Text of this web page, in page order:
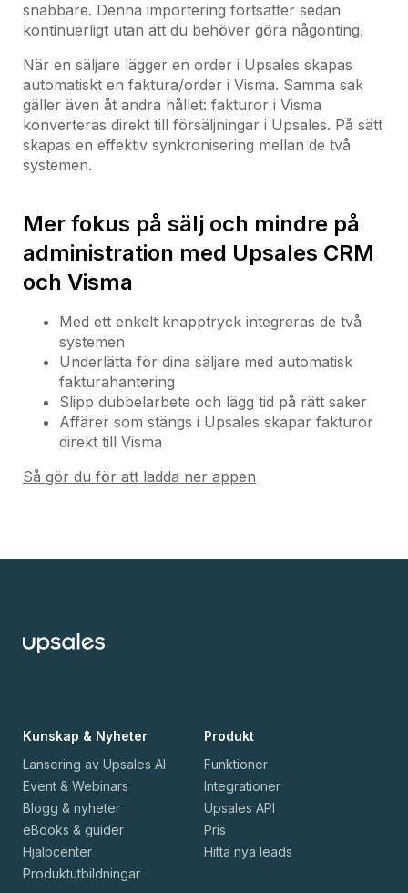
snabbare. Denna importering fortsätter sedan
kontinuerligt utan att du behöver göra någonting.
När en säljare lägger en order i Upsales skapas
automatiskt en faktura/order i Visma. Samma sak
gäller även åt andra hållet: fakturor i Visma
konverteras direkt till försäljningar i Upsales. På sätt
skapas en effektiv synkronisering mellan de två
systemen.
Mer fokus på sälj och mindre på
administration med Upsales CRM
och Visma
Med ett enkelt knapptryck integreras de två
systemen
Underlätta för dina säljare med automatisk
fakturahantering
Slipp dubbelarbete och lägg tid på rätt saker
Affärer som stängs i Upsales skapar fakturor
direkt till Visma
Så gör du för att ladda ner appen
Kunskap & Nyheter
Lansering av Upsales AI
Event & Webinars
Blogg & nyheter
eBooks & guider
Hjälpcenter
Produktutbildningar
Produkt
Funktioner
Integrationer
Upsales API
Pris
Hitta nya leads